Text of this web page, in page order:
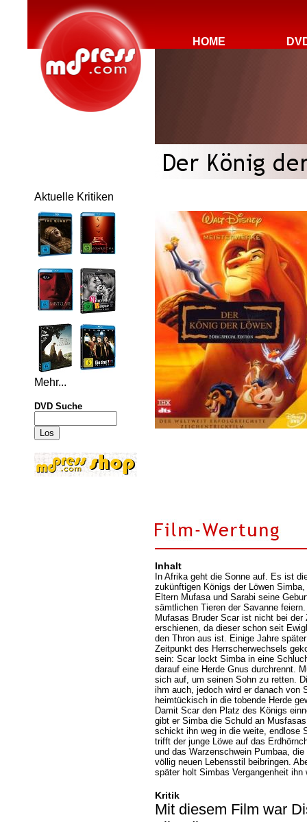
HOME
Aktuelle Kritiken
Mehr...
DVD Suche
Inhalt
In Afrika geht die Sonne auf. Es ist
zukünftigen Königs der Löwen
Eltern Mufasa und Sarabi seine
sämtlichen Tieren der Savanne
Mufasas Bruder Scar ist nicht bei der
erschienen, da dieser schon seit
den Thron aus ist. Einige Jahre
Zeitpunkt des Herrscherwechsels
sein: Scar lockt Simba in eine
darauf eine Herde Gnus durchrennt.
sich auf, um seinen Sohn zu retten.
ihm auch, jedoch wird er danach von
heimtückisch in die tobende Herde
Damit Scar den Platz des Königs
gibt er Simba die Schuld an
schickt ihn weg in die weite, endlose
trifft der junge Löwe auf das
und das Warzenschwein Pumbaa, die
völlig neuen Lebensstil beibringen.
später holt Simbas Vergangenheit ihn
Kritik
Mit diesem Film war